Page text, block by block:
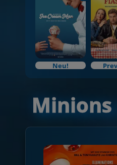
Neu!